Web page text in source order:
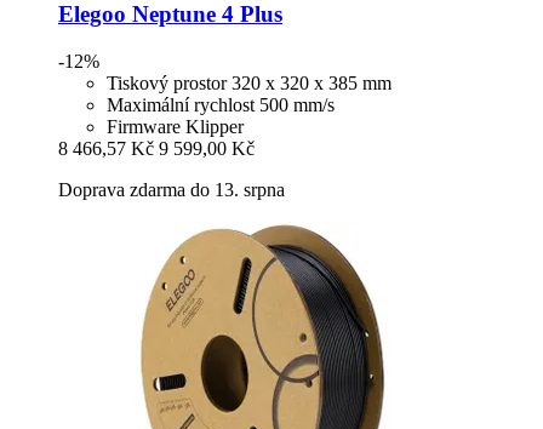
Elegoo Neptune 4 Plus
-12%
Tiskový prostor 320 x 320 x 385 mm
Maximální rychlost 500 mm/s
Firmware Klipper
8 466,57 Kč 9 599,00 Kč
Doprava zdarma do 13. srpna